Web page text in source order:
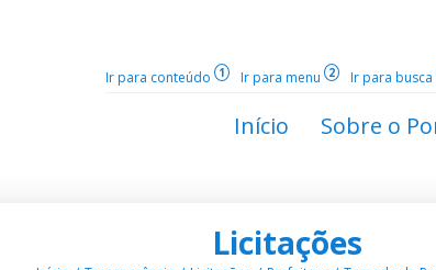
Ir para conteúdo 1 Ir para menu 2 Ir para busca
Início Sobre o
Licitações